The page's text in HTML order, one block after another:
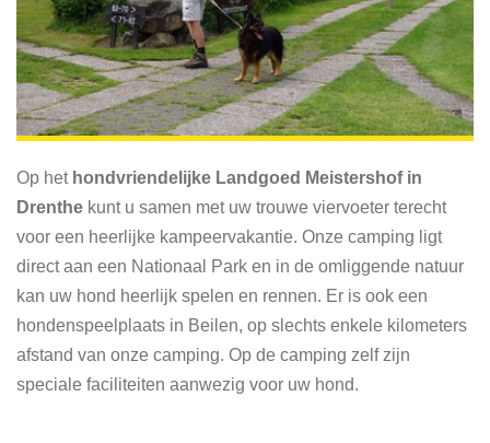
Op het hondvriendelijke Landgoed Meistershof in
Drenthe kunt u samen met uw trouwe viervoeter terecht
voor een heerlijke kampeervakantie. Onze camping ligt
direct aan een Nationaal Park en in de omliggende natuur
kan uw hond heerlijk spelen en rennen. Er is ook een
hondenspeelplaats in Beilen, op slechts enkele kilometers
afstand van onze camping. Op de camping zelf zijn
speciale faciliteiten aanwezig voor uw hond.